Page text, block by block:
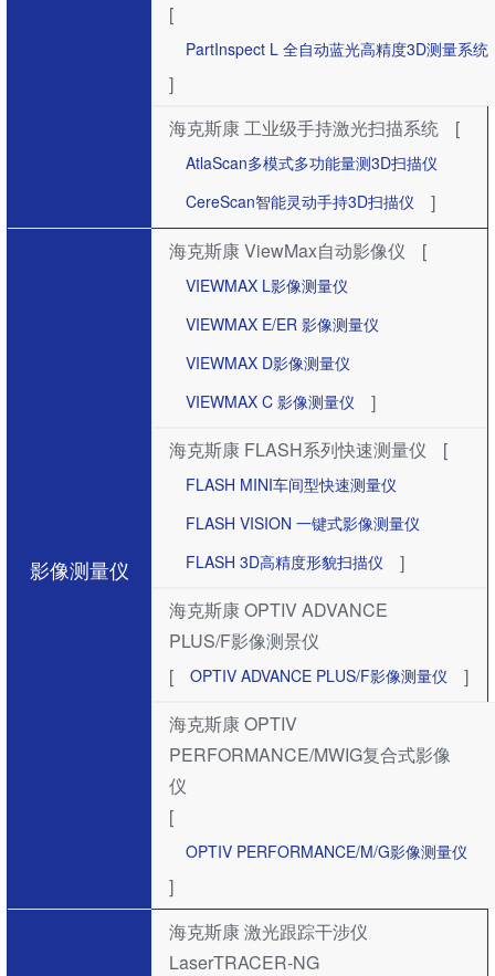
[
PartInspect L 全自动蓝光高精度3D测量系统
]
海克斯康 工业级手持激光扫描系统
[
AtlaScan多模式多功能量测3D扫描仪
CereScan智能灵动手持3D扫描仪
]
影像测量仪
海克斯康 ViewMax自动影像仪 [
VIEWMAX L影像测量仪
VIEWMAX E/ER 影像测量仪
VIEWMAX D影像测量仪
VIEWMAX C 影像测量仪
]
海克斯康 FLASH系列快速测量仪
[
FLASH MINI车间型快速测量仪
FLASH VISION 一键式影像测量仪
FLASH 3D高精度形貌扫描仪
]
海克斯康 OPTIV ADVANCE
PLUS/F影像测景仪
[
OPTIV ADVANCE PLUS/F影像测量仪
]
海克斯康 OPTIV
PERFORMANCE/MWIG复合式影像
仪
[
OPTIV PERFORMANCE/M/G影像测量仪
]
海克斯康 激光跟踪干涉仪
LaserTRACER-NG